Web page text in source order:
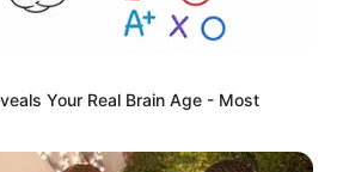
Your Real Brain Age - Most